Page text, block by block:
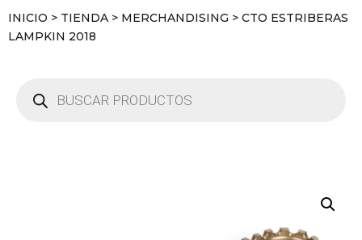
INICIO > TIENDA > MERCHANDISING > CTO ESTRIBERAS
LAMPKIN 2018
productos